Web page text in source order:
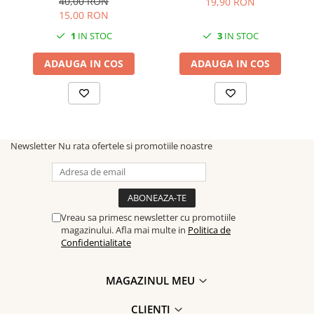
15,00 RON
1 IN STOC
ADAUGA IN COS
3IN STOC
ADAUGA IN COS
Newsletter Nu rata ofertele si promotiile noastre
Vreau sa primesc newsletter cu promotiile
magazinului. Afla mai multe in Politica de
Confidentialitate
MAGAZINUL MEU
CLIENTI